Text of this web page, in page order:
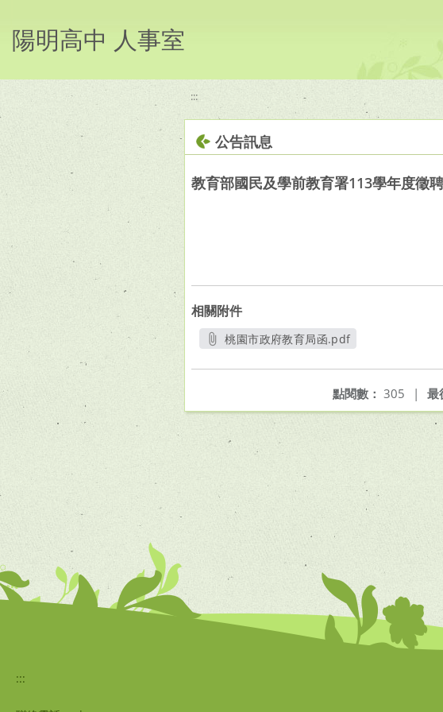
陽明高中 人事室
:::
公告訊息
教育部國民及學前教育署113學年度徵
相關附件
桃園市政府教育局函.pdf
最
點閱數： 305 |
:::